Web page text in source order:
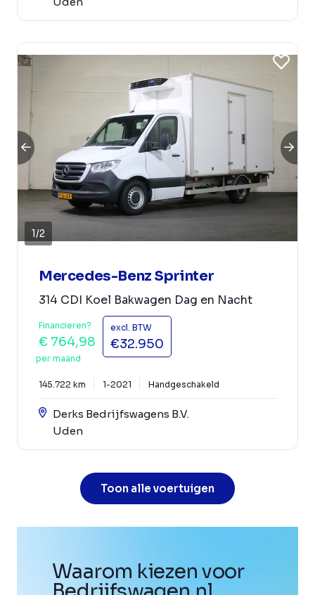
1/2
Mercedes-Benz Sprinter
314 CDI Koel Bakwagen Dag en Nacht
Financieren?
€ 764,98
per maand
excl. BTW
€32.950
145.722 km 1-2021 Handgeschakeld
Derks Bedrijfswagens B.V.
Uden
Toon alle voertuigen
Waarom kiezen voor